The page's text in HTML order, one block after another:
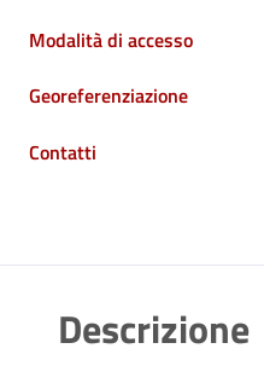
Modalità di accesso
Georeferenziazione
Contatti
Descrizione